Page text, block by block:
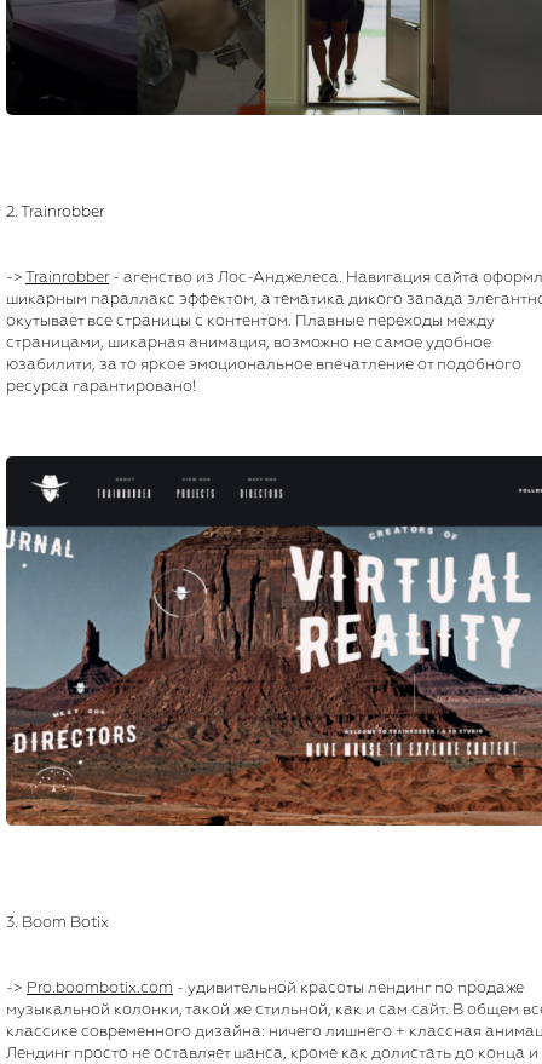
2. Trainrobber
-> Trainrobber- агенство из Лос-Анджелеса. Навигация сайта
шикарным параллакс эффектом, а тематика дикого запада
окутывает все страницы с контентом. Плавные переходы между
страницами, шикарная анимация, возможно не самое удобное
юзабилити, за то яркое эмоциональное впечатление от подобного
ресурса гарантировано!
3. Boom Botix
-> Pro.boombotix.com - удивительной красоты лендинг по продаже
музыкальной колонки, такой же стильной, как и сам сайт. В общем
классике современного дизайна: ничего лишнего + классная
Лендинг просто не оставляет шанса, кроме как долистать до конца и